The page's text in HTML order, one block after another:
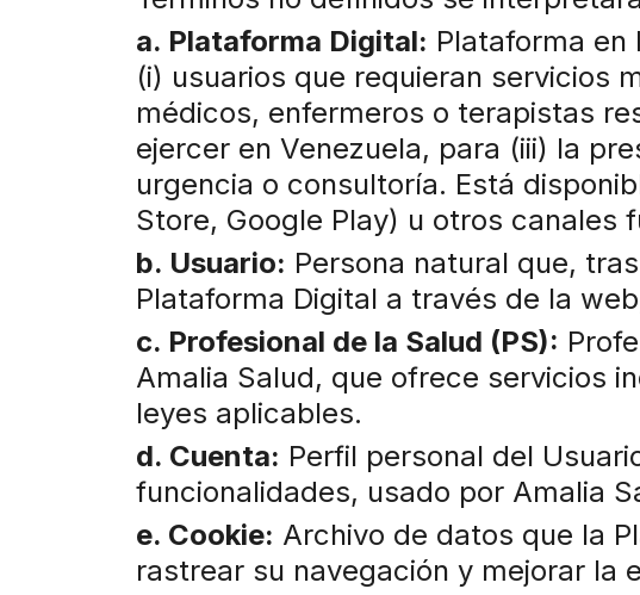
a. Plataforma Digital: Plataforma en
(i) usuarios que requieran servicios
médicos, enfermeros o terapistas
ejercer en Venezuela, para (iii) la
urgencia o consultoría. Está
Store, Google Play) u otros canales
b. Usuario: Persona natural que,
Plataforma Digital a través de la
c. Profesional de la Salud (PS):
Amalia Salud, que ofrece servicios
leyes aplicables.
d. Cuenta: Perfil personal del
funcionalidades, usado por Amalia
e. Cookie: Archivo de datos que la
rastrear su navegación y mejorar la